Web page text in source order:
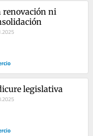
renovación ni
legislativa